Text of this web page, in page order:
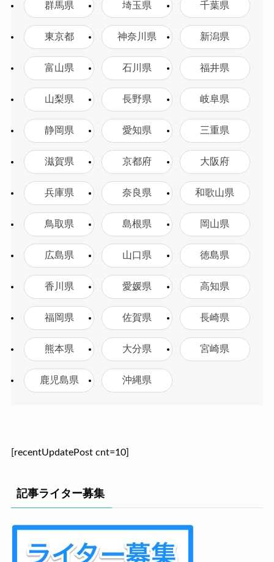
群馬県 埼玉県 千葉県
東京都 神奈川県 新潟県
富山県 石川県 福井県
山梨県 長野県 岐阜県
静岡県 愛知県 三重県
滋賀県 京都府 大阪府
兵庫県 奈良県 和歌山県
鳥取県 島根県 岡山県
広島県 山口県 徳島県
香川県 愛媛県 高知県
福岡県 佐賀県 長崎県
熊本県 大分県 宮崎県
鹿児島県 沖縄県
[recentUpdatePost cnt=10]
記事ライター募集